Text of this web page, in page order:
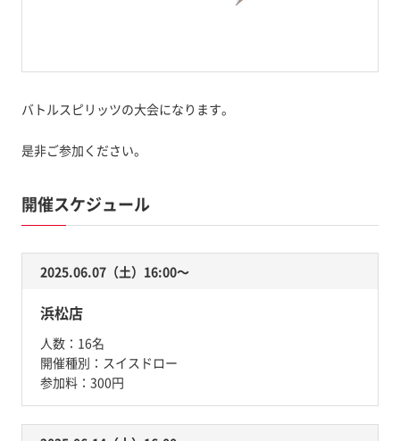
バトルスピリッツの大会になります。
是非ご参加ください。
開催スケジュール
2025.06.07（土）16:00〜
浜松店
人数： 16名
開催種別： スイスドロー
参加料： 300円